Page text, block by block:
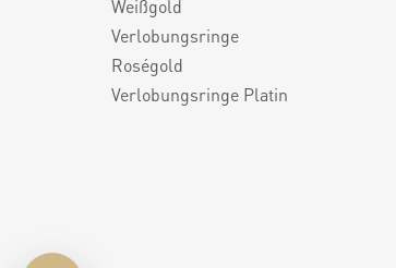
Weißgold
Verlobungsringe
Roségold
Verlobungsringe Platin